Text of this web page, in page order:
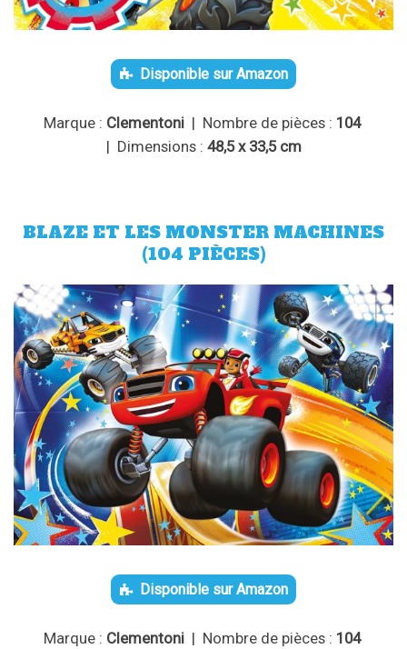
Disponible sur Amazon
Marque : Clementoni| Nombre de pièces : 104
| Dimensions : 48,5 x 33,5 cm
BLAZE ET LES MONSTER MACHINES
(104 PIÈCES)
Disponible sur Amazon
Marque : Clementoni| Nombre de pièces : 104